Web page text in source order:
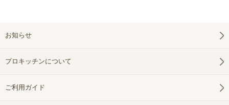
お知らせ
プロキッチンについて
ご利用ガイド